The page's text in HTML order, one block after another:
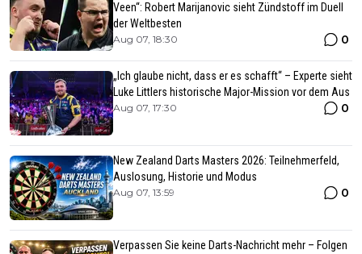
Veen“: Robert Marijanovic sieht Zündstoff im Duell
der Weltbesten
Aug 07, 18:30 0
„Ich glaube nicht, dass er es schafft“ – Experte sieht
Luke Littlers historische Major-Mission vor dem Aus
Aug 07, 17:30 0
New Zealand Darts Masters 2026: Teilnehmerfeld,
Auslosung, Historie und Modus
Aug 07, 13:59 0
Verpassen Sie keine Darts-Nachricht mehr – Folgen